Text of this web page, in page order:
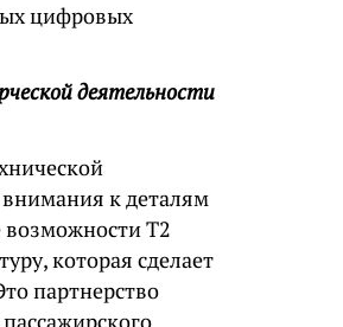
цифровых
деятельности
к деталям
Т2
которая сделает
партнерство